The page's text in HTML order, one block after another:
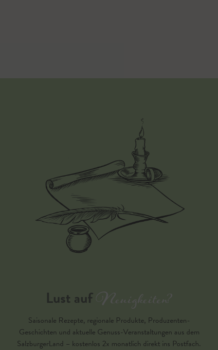
Lust aufNeuigkeiten?
Saisonale Rezepte, regionale Produkte, Produzenten-
Geschichten und aktuelle Genuss-Veranstaltungen aus dem
SalzburgerLand – kostenlos 2x monatlich direkt ins Postfach.